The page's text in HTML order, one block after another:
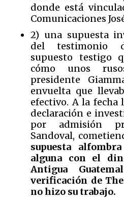
donde está
Comunicaciones
2) una supuesta
del testimonio
supuesto testigo
cómo unos
presidente
envuelta que
efectivo. A la
declaración e
por admisión
Sandoval,
supuesta
alguna con el
Antigua
verificación de
no hizo su trabajo.